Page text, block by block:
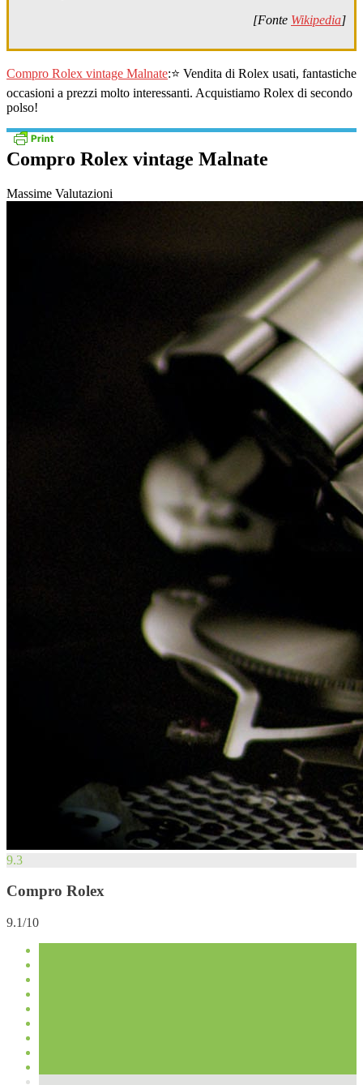
[Fonte Wikipedia]
Compro Rolex vintage Malnate:⭐ Vendita di Rolex usati, fantastiche
occasioni a prezzi molto interessanti. Acquistiamo Rolex di secondo
polso!
Compro Rolex vintage Malnate
Massime Valutazioni
9.3
Compro Rolex
9.1/10